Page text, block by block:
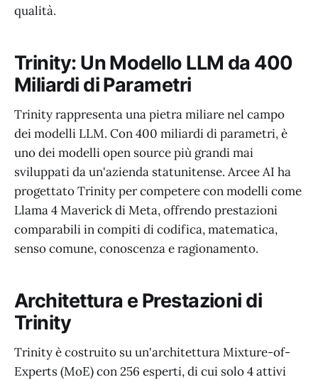
qualità.
Trinity: Un Modello LLM da 400
Miliardi di Parametri
Trinity rappresenta una pietra miliare nel campo
dei modelli LLM. Con 400 miliardi di parametri, è
uno dei modelli open source più grandi mai
sviluppati da un'azienda statunitense. Arcee AI ha
progettato Trinity per competere con modelli come
Llama 4 Maverick di Meta, offrendo prestazioni
comparabili in compiti di codifica, matematica,
senso comune, conoscenza e ragionamento.
Architettura e Prestazioni di
Trinity
Trinity è costruito su un'architettura Mixture-of-
Experts (MoE) con 256 esperti, di cui solo 4 attivi